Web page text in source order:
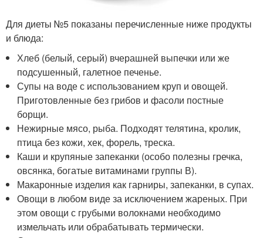
Для диеты №5 показаны перечисленные ниже продукты
и блюда:
Хлеб (белый, серый) вчерашней выпечки или же
подсушенный, галетное печенье.
Супы на воде с использованием круп и овощей.
Приготовленные без грибов и фасоли постные
борщи.
Нежирные мясо, рыба. Подходят телятина, кролик,
птица без кожи, хек, форель, треска.
Каши и крупяные запеканки (особо полезны гречка,
овсянка, богатые витаминами группы В).
Макаронные изделия как гарниры, запеканки, в супах.
Овощи в любом виде за исключением жареных. При
этом овощи с грубыми волокнами необходимо
измельчать или обрабатывать термически.